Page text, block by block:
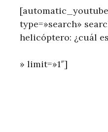
type=»search»
helicóptero: ¿cuál
» limit=»1″]